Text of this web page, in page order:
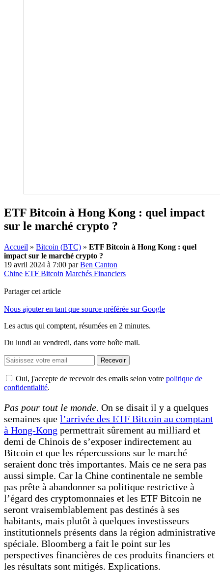
ETF Bitcoin à Hong Kong : quel impact
sur le marché crypto ?
Accueil » Bitcoin (BTC) » ETF Bitcoin à Hong Kong : quel
impact sur le marché crypto ?
19 avril 2024 à 7:00 parBen Canton
Chine ETF Bitcoin Marchés Financiers
Partager cet article
Nous ajouter en tant que source préférée sur Google
Les actus qui comptent, résumées en 2 minutes.
Du lundi au vendredi, dans votre boîte mail.
Recevoir
Oui, j'accepte de recevoir des emails selon votre politique de
confidentialité.
Pas pour tout le monde. On se disait il y a quelques
semaines que l’arrivée des ETF Bitcoin au comptant
à Hong-Kong permettrait sûrement au milliard et
demi de Chinois de s’exposer indirectement au
Bitcoin et que les répercussions sur le marché
seraient donc très importantes. Mais ce ne sera pas
aussi simple. Car la Chine continentale ne semble
pas prête à abandonner sa politique restrictive à
l’égard des cryptomonnaies et les ETF Bitcoin ne
seront vraisemblablement pas destinés à ses
habitants, mais plutôt à quelques investisseurs
institutionnels présents dans la région administrative
spéciale. Bloomberg a fait le point sur les
perspectives financières de ces produits financiers et
les résultats sont mitigés. Explications.